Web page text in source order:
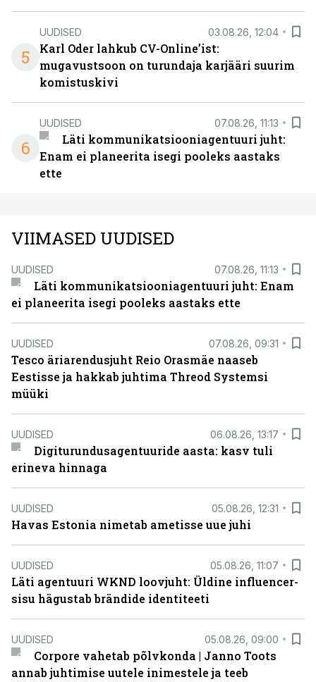
5
UUDISED 03.08.26, 12:04
Karl Oder lahkub CV-Online’ist:
mugavustsoon on turundaja karjääri suurim
komistuskivi
6
UUDISED 07.08.26, 11:13
Läti kommunikatsiooniagentuuri juht:
Enam ei planeerita isegi pooleks aastaks
ette
VIIMASED UUDISED
UUDISED 07.08.26, 11:13
Läti kommunikatsiooniagentuuri juht: Enam
ei planeerita isegi pooleks aastaks ette
UUDISED 07.08.26, 09:31
Tesco äriarendusjuht Reio Orasmäe naaseb
Eestisse ja hakkab juhtima Threod Systemsi
müüki
UUDISED 06.08.26, 13:17
Digiturundusagentuuride aasta: kasv tuli
erineva hinnaga
UUDISED 05.08.26, 12:31
Havas Estonia nimetab ametisse uue juhi
UUDISED 05.08.26, 11:07
Läti agentuuri WKND loovjuht: Üldine influencer-
sisu hägustab brändide identiteeti
UUDISED 05.08.26, 09:00
Corpore vahetab põlvkonda | Janno Toots
annab juhtimise uutele inimestele ja teeb